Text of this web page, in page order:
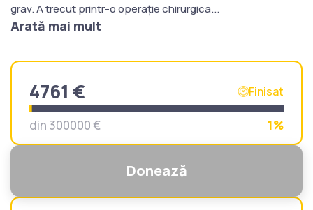
grav. A trecut printr-o operație chirurgica...
Arată mai mult
4761 € Finisat
din 300000 € 1%
Donează